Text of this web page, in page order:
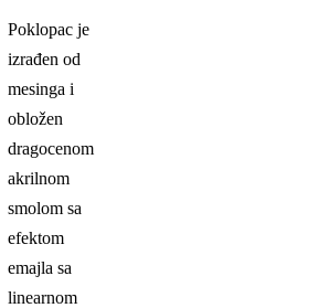
Poklopac je
izrađen od
mesinga i
obložen
dragocenom
akrilnom
smolom sa
efektom
emajla sa
linearnom